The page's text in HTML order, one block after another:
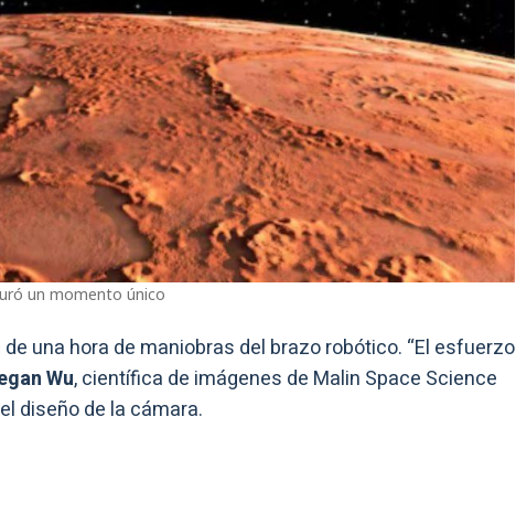
un momento único
una hora de maniobras del brazo robótico. “El esfuerzo
Wu, científica de imágenes de Malin Space Science
diseño de la cámara.